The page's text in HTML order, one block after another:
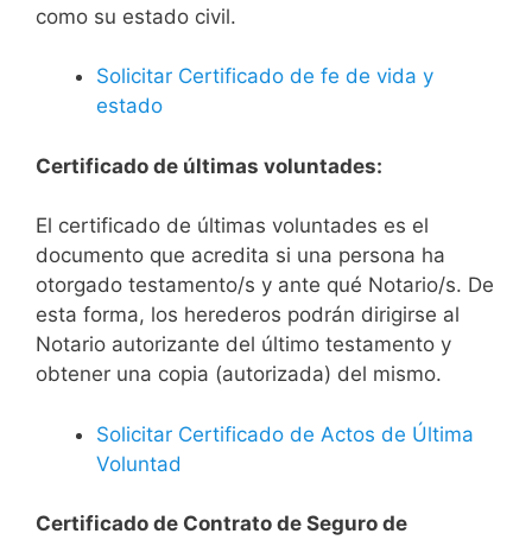
como su estado civil.
Solicitar Certificado de fe de vida y
estado
Certificado de últimas voluntades:
El certificado de últimas voluntades es el
documento que acredita si una persona ha
otorgado testamento/s y ante qué Notario/s. De
esta forma, los herederos podrán dirigirse al
Notario autorizante del último testamento y
obtener una copia (autorizada) del mismo.
Solicitar Certificado de Actos de Última
Voluntad
Certificado de Contrato de Seguro de